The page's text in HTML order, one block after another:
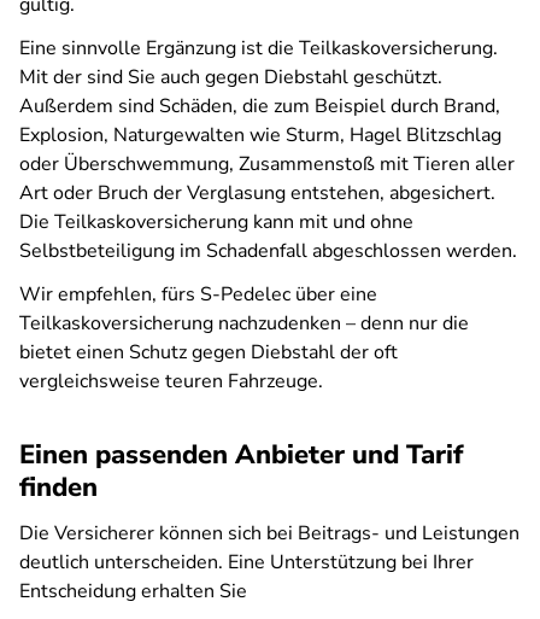
Eine sinnvolle Ergänzung ist die Teilkaskoversicherung.
Mit der sind Sie auch gegen Diebstahl geschützt.
Außerdem sind Schäden, die zum Beispiel durch Brand,
Explosion, Naturgewalten wie Sturm, Hagel Blitzschlag
oder Überschwemmung, Zusammenstoß mit Tieren aller
Art oder Bruch der Verglasung entstehen, abgesichert.
Die Teilkaskoversicherung kann mit und ohne
Selbstbeteiligung im Schadenfall abgeschlossen werden.
Wir empfehlen, fürs S-Pedelec über eine
Teilkaskoversicherung nachzudenken – denn nur die
bietet einen Schutz gegen Diebstahl der oft
vergleichsweise teuren Fahrzeuge.
Einen passenden Anbieter und Tarif
finden
Die Versicherer können sich bei Beitrags- und Leistungen
deutlich unterscheiden. Eine Unterstützung bei Ihrer
Entscheidung erhalten Sie